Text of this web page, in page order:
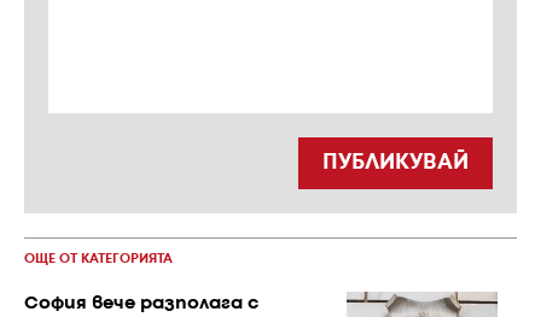
ПУБЛИКУВАЙ
ОЩЕ ОТ КАТЕГОРИЯТА
София вече разполага с